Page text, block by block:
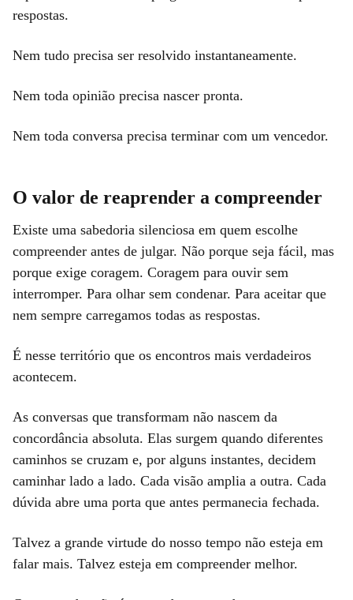
respostas.
Nem tudo precisa ser resolvido instantaneamente.
Nem toda opinião precisa nascer pronta.
Nem toda conversa precisa terminar com um vencedor.
O valor de reaprender a compreender
Existe uma sabedoria silenciosa em quem escolhe
compreender antes de julgar. Não porque seja fácil, mas
porque exige coragem. Coragem para ouvir sem
interromper. Para olhar sem condenar. Para aceitar que
nem sempre carregamos todas as respostas.
É nesse território que os encontros mais verdadeiros
acontecem.
As conversas que transformam não nascem da
concordância absoluta. Elas surgem quando diferentes
caminhos se cruzam e, por alguns instantes, decidem
caminhar lado a lado. Cada visão amplia a outra. Cada
dúvida abre uma porta que antes permanecia fechada.
Talvez a grande virtude do nosso tempo não esteja em
falar mais. Talvez esteja em compreender melhor.